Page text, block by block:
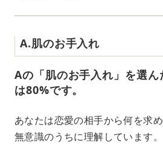
A.肌のお手入れ
Aの「肌のお手入れ」を選
は80%です。
あなたは恋愛の相手から何を求
無意識のうちに理解しています。